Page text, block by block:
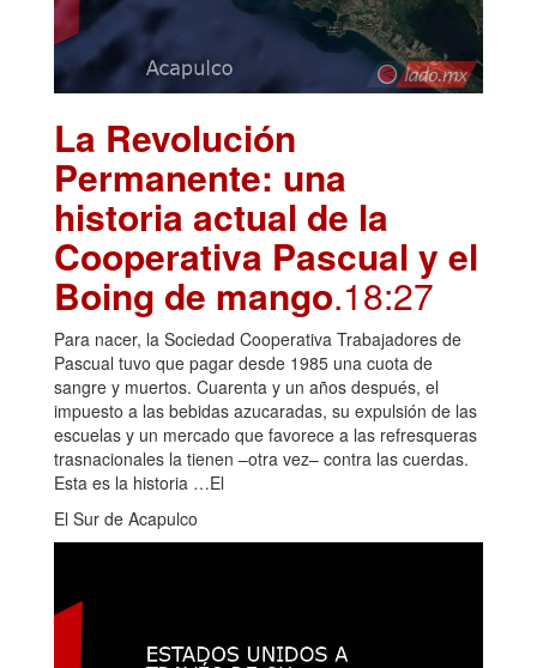
La Revolución
Permanente: una
historia actual de la
Cooperativa Pascual y el
Boing de mango.18:27
Para nacer, la Sociedad Cooperativa Trabajadores de
Pascual tuvo que pagar desde 1985 una cuota de
sangre y muertos. Cuarenta y un años después, el
impuesto a las bebidas azucaradas, su expulsión de las
escuelas y un mercado que favorece a las refresqueras
trasnacionales la tienen –otra vez– contra las cuerdas.
Esta es la historia …El
El Sur de Acapulco